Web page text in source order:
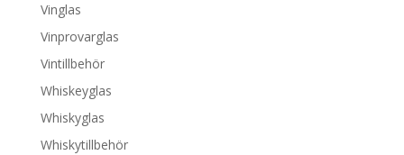
Vinglas
Vinprovarglas
Vintillbehör
Whiskeyglas
Whiskyglas
Whiskytillbehör